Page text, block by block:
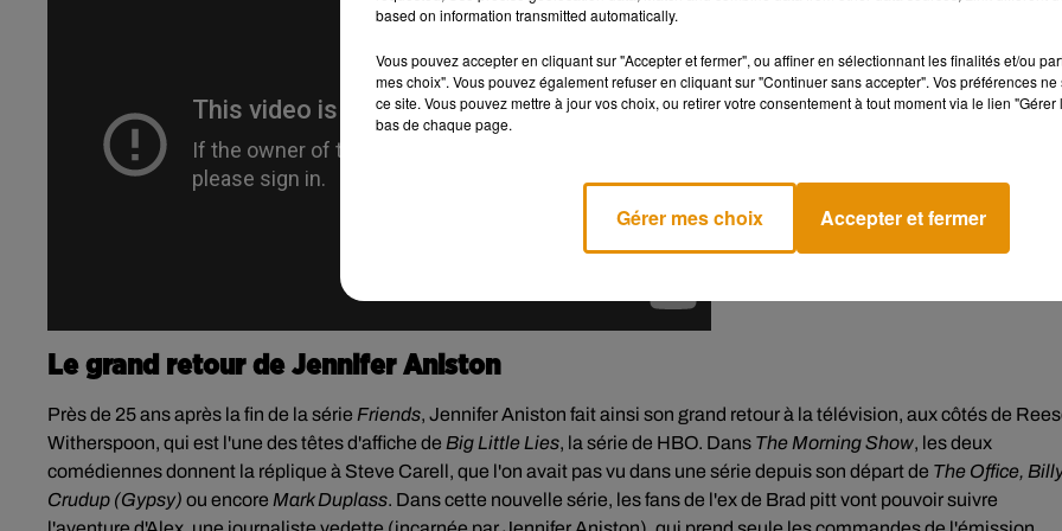
Le grand retour de Jennifer Aniston
Près de 25 ans après la fin de la série Friends, Jennifer Aniston fait ainsi son grand retour à la télévision, aux côtés de
Witherspoon, qui est l'une des têtes d'affiche de Big Little Lies, la série de HBO. Dans The Morning Show, les deux
comédiennes donnent la réplique à Steve Carell, que l'on avait pas vu dans une série depuis son départ de The Office,
Crudup (Gypsy) ou encore Mark Duplass. Dans cette nouvelle série, les fans de l'ex de Brad pitt vont pouvoir suivre
based on information transmitted automatically.
Vous pouvez accepter en cliquant sur "Accepter et fermer", ou affiner en sélectionnant les finalités et/ou
mes choix". Vous pouvez également refuser en cliquant sur "Continuer sans accepter". Vos préférences
ce site. Vous pouvez mettre à jour vos choix, ou retirer votre consentement à tout moment via le lien
bas de chaque page.
Gérer mes choix Accepter et fermer